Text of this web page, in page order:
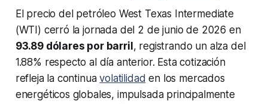
El precio del petróleo West Texas Intermediate
(WTI) cerró la jornada del 2 de junio de 2026 en
93.89 dólares por barril , registrando un alza del
1.88% respecto al día anterior. Esta cotización
refleja la continuavolatilidad en los mercados
energéticos globales, impulsada principalmente